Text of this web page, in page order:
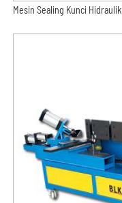
Mesin Sealing Kunci Hidraulik